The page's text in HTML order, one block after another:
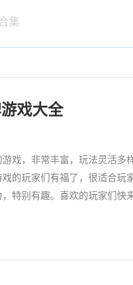
集
戏大全
戏，非常丰富，玩法灵活多
的玩家们有福了，很适合玩
特别有趣。喜欢的玩家们快